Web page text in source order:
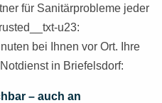
für Sanitärprobleme jeder
u23:
bei Ihnen vor Ort. Ihre
in Briefelsdorf:
– auch an